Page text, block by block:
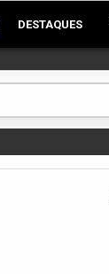
DESTAQUES